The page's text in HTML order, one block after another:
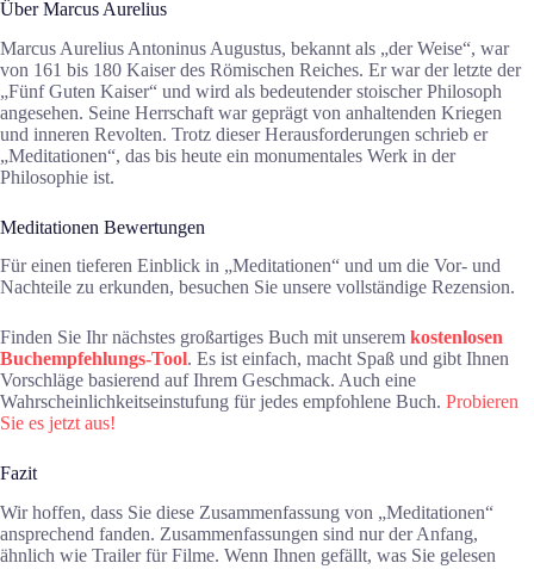
Über Marcus Aurelius
Marcus Aurelius Antoninus Augustus, bekannt als „der Weise“, war
von 161 bis 180 Kaiser des Römischen Reiches. Er war der letzte der
„Fünf Guten Kaiser“ und wird als bedeutender stoischer Philosoph
angesehen. Seine Herrschaft war geprägt von anhaltenden Kriegen
und inneren Revolten. Trotz dieser Herausforderungen schrieb er
„Meditationen“, das bis heute ein monumentales Werk in der
Philosophie ist.
Meditationen Bewertungen
Für einen tieferen Einblick in „Meditationen“ und um die Vor- und
Nachteile zu erkunden, besuchen Sie unsere vollständige Rezension.
Finden Sie Ihr nächstes großartiges Buch mit unserem kostenlosen
Buchempfehlungs-Tool. Es ist einfach, macht Spaß und gibt Ihnen
Vorschläge basierend auf Ihrem Geschmack. Auch eine
Wahrscheinlichkeitseinstufung für jedes empfohlene Buch. Probieren
Sie es jetzt aus!
Fazit
Wir hoffen, dass Sie diese Zusammenfassung von „Meditationen“
ansprechend fanden. Zusammenfassungen sind nur der Anfang,
ähnlich wie Trailer für Filme. Wenn Ihnen gefällt, was Sie gelesen